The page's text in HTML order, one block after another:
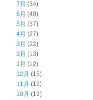
7月 (34)
6月 (40)
5月 (37)
4月 (27)
3月 (22)
2月 (13)
1月 (12)
12月 (15)
11月 (12)
10月 (19)